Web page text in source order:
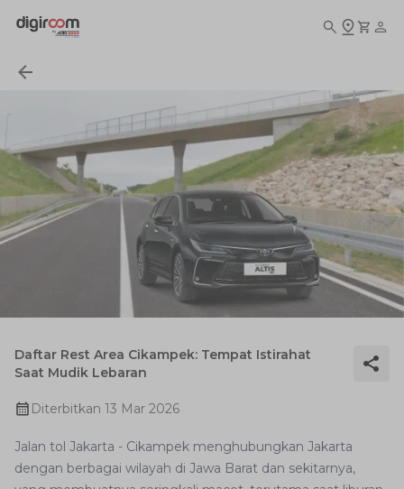
Daftar Rest Area Cikampek: Tempat Istirahat
Saat Mudik Lebaran
Diterbitkan 13 Mar 2026
Jalan tol Jakarta - Cikampek menghubungkan Jakarta
dengan berbagai wilayah di Jawa Barat dan sekitarnya,